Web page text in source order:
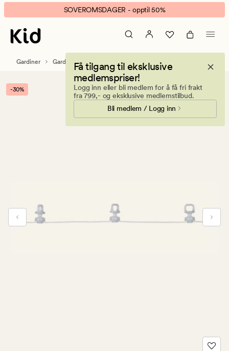
Patrick
glidere
snor
banner.
Klikk
ESCAPE
pause.
SOVEROMSDAGER - opptil 50%
Få tilgang til eksklusive
medlemspriser!
Logg inn eller bli medlem for å få fri frakt
fra 799,- og eksklusive medlemstilbud.
Bli medlem / Logg inn
Gardiner Gardintilbehør Gardinskinner & tilbehør
-30%